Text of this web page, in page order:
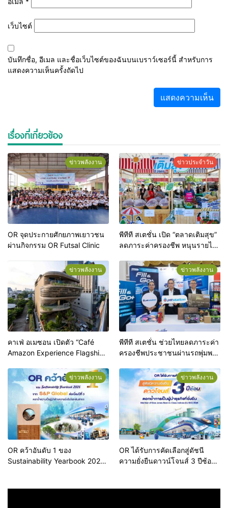
เว็บไซต์
บันทึกชื่อ, อีเมล และชื่อเว็บไซต์ของฉันบนเบราว์เซอร์นี้ สำหรับการ
แสดงความเห็นครั้งถัดไป
เรื่องที่เกี่ยวข้อง
ข่าวพลังงาน
OR จุดประกายศักยภาพเยาวชน
ผ่านกิจกรรม OR Futsal Clinic
ข่าวประจำวัน
พีทีที สเตชั่น เปิด “ตลาดเติมสุข”
ลดภาระค่าครองชีพ หนุนรายได้
ข่าวพลังงาน
คาเฟ่ อเมซอน เปิดตัว “Café
Amazon Experience Flagship
แห่งแรกของโลก ยกระดับสู่จุด
หมายปลายทางแห่งใหม่ใจกลาง
ข่าวพลังงาน
พีทีที สเตชั่น ช่วยไทยลดภาระค่า
ครองชีพประชาชนผ่านรถพุ่มพวง
ข่าวพลังงาน
OR คว้าอันดับ 1 ของ
Sustainability Yearbook 2026
ข่าวพลังงาน
OR ได้รับการคัดเลือกสู่ดัชนี
ความยั่งยืนดาวน์โจนส์ 3 ปีซ้อน